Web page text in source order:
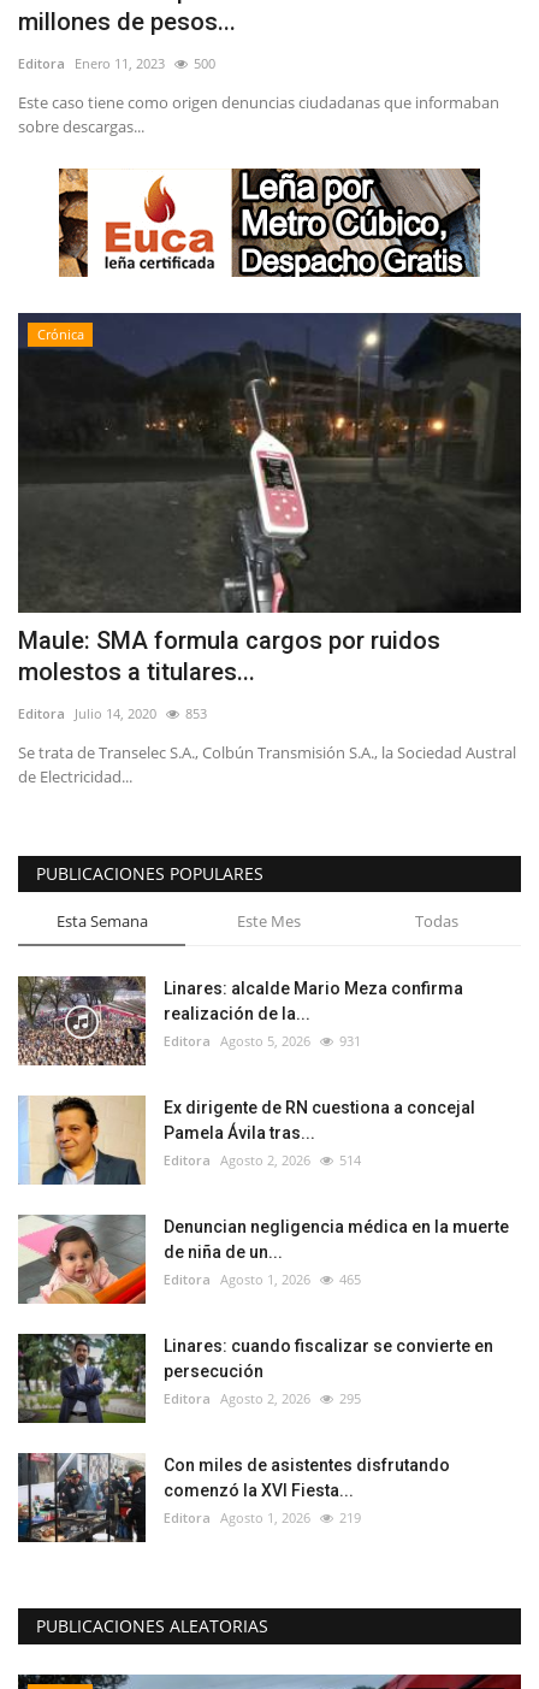
millones de pesos...
Editora Enero 11, 2023 500
Este caso tiene como origen denuncias ciudadanas que informaban
sobre descargas...
Crónica
Maule: SMA formula cargos por ruidos
molestos a titulares...
Editora Julio 14, 2020 853
Se trata de Transelec S.A., Colbún Transmisión S.A., la Sociedad Austral
de Electricidad...
PUBLICACIONES POPULARES
Esta Semana Este Mes Todas
Linares: alcalde Mario Meza confirma
realización de la...
Editora Agosto 5, 2026 931
Ex dirigente de RN cuestiona a concejal
Pamela Ávila tras...
Editora Agosto 2, 2026 514
Denuncian negligencia médica en la muerte
de niña de un...
Editora Agosto 1, 2026 465
Linares: cuando fiscalizar se convierte en
persecución
Editora Agosto 2, 2026 295
Con miles de asistentes disfrutando
comenzó la XVI Fiesta...
Editora Agosto 1, 2026 219
PUBLICACIONES ALEATORIAS